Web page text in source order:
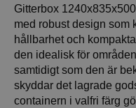
Gitterbox
med robust design som
hållbarhet och
den idealisk för
samtidigt som den är
skyddar det lagrade
containern i valfri färg